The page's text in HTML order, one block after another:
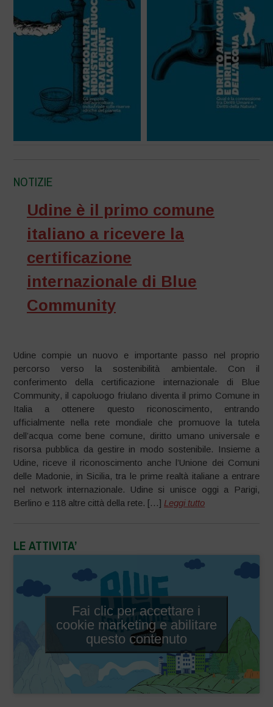
NOTIZIE
Udine è il primo comune
italiano a ricevere la
certificazione
internazionale di Blue
Community
Udine compie un nuovo e importante passo nel proprio
percorso verso la sostenibilità ambientale. Con il
conferimento della certificazione internazionale di Blue
Community, il capoluogo friulano diventa il primo Comune in
Italia a ottenere questo riconoscimento, entrando
ufficialmente nella rete mondiale che promuove la tutela
dell’acqua come bene comune, diritto umano universale e
risorsa pubblica da gestire in modo sostenibile. Insieme a
Udine, riceve il riconoscimento anche l’Unione dei Comuni
delle Madonie, in Sicilia, tra le prime realtà italiane a entrare
nel network internazionale. Udine si unisce oggi a Parigi,
Berlino e 118 altre città della rete. […] Leggi tutto
LE ATTIVITA’
Fai clic per accettare i
cookie marketing e abilitare
questo contenuto